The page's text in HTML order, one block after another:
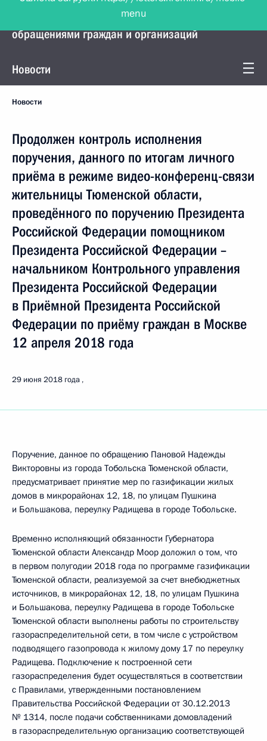
Управление Президента по работе с
обращениями граждан и организаций
Новости
Новости
Продолжен контроль исполнения
поручения, данного по итогам личного
приёма в режиме видео-конференц-связи
жительницы Тюменской области,
проведённого по поручению Президента
Российской Федерации помощником
Президента Российской Федерации –
начальником Контрольного управления
Президента Российской Федерации
в Приёмной Президента Российской
Федерации по приёму граждан в Москве
12 апреля 2018 года
29 июня 2018 года
Поручение, данное по обращению Пановой Надежды
Викторовны из города Тобольска Тюменской области,
предусматривает принятие мер по газификации жилых
домов в микрорайонах 12, 18, по улицам Пушкина
и Большакова, переулку Радищева в городе Тобольске.
Временно исполняющий обязанности Губернатора
Тюменской области Александр Моор доложил о том, что
в первом полугодии 2018 года по программе газификации
Тюменской области, реализуемой за счет внебюджетных
источников, в микрорайонах 12, 18, по улицам Пушкина
и Большакова, переулку Радищева в городе Тобольске
Тюменской области выполнены работы по строительству
газораспределительной сети, в том числе с устройством
подводящего газопровода к жилому дому 17 по переулку
Радищева. Подключение к построенной сети
газораспределения будет осуществляться в соответствии
с Правилами, утвержденными постановлением
Правительства Российской Федерации от 30.12.2013
№ 1314, после подачи собственниками домовладений
в газораспределительную организацию соответствующей
menu